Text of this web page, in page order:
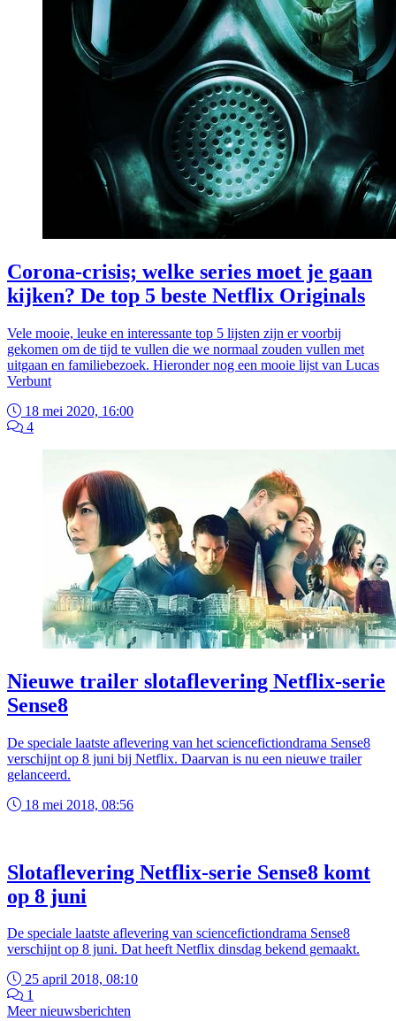
Corona-crisis; welke series moet je gaan
kijken? De top 5 beste Netflix Originals
Vele mooie, leuke en interessante top 5 lijsten zijn er voorbij
gekomen om de tijd te vullen die we normaal zouden vullen met
uitgaan en familiebezoek. Hieronder nog een mooie lijst van Lucas
Verbunt
18 mei 2020, 16:00
4
Nieuwe trailer slotaflevering Netflix-serie
Sense8
De speciale laatste aflevering van het sciencefictiondrama Sense8
verschijnt op 8 juni bij Netflix. Daarvan is nu een nieuwe trailer
gelanceerd.
18 mei 2018, 08:56
Slotaflevering Netflix-serie Sense8 komt
op 8 juni
De speciale laatste aflevering van sciencefictiondrama Sense8
verschijnt op 8 juni. Dat heeft Netflix dinsdag bekend gemaakt.
25 april 2018, 08:10
1
Meer nieuwsberichten